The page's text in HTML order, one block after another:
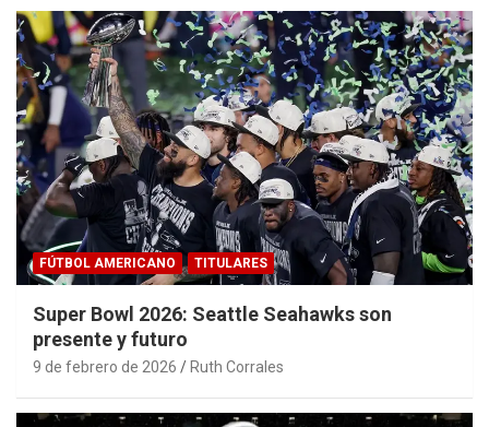
FÚTBOL AMERICANO TITULARES
Super Bowl 2026: Seattle Seahawks son
presente y futuro
9 de febrero de 2026 Ruth Corrales